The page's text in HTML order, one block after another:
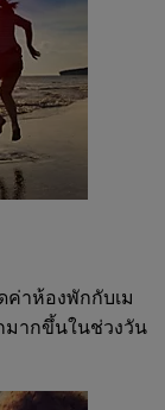
ค่าห้องพักกับเม
มากขึ้นในช่วงวัน